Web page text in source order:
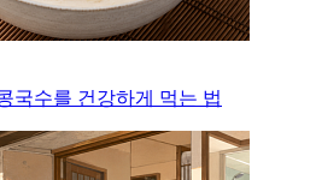
국수를 건강하게 먹는 법